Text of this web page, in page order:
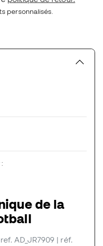
personnalisés.
de la
ref. AD_JR7909 | réf.